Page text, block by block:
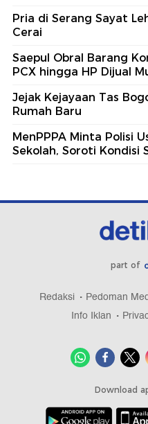
Pria di Serang Sayat
Cerai
Saepul Obral Barang
PCX hingga HP Dijual
Jejak Kejayaan Tas
Rumah Baru
MenPPPA Minta Polisi
Sekolah, Soroti Kondisi
part of
Redaksi Pedoman
Info Iklan
Download